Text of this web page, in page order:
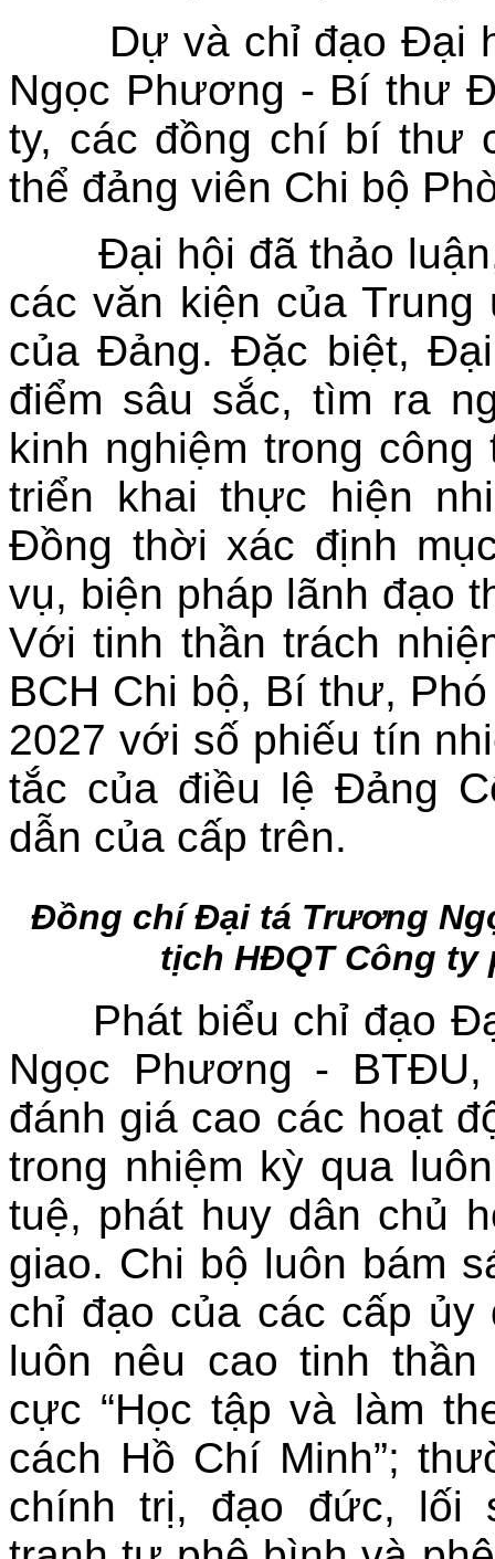
Dự và chỉ đạo Đại
Ngọc Phương - Bí thư
ty, các đồng chí bí thư
thể đảng viên Chi bộ
Đại hội đã thảo luận,
các văn kiện của
của Đảng. Đặc biệt,
điểm sâu sắc, tìm ra
kinh nghiệm trong
triển khai thực hiện
Đồng thời xác định
vụ, biện pháp lãnh đạo
Với tinh thần trách
BCH Chi bộ, Bí thư,
2027 với số phiếu tín
tắc của điều lệ Đảng
dẫn của cấp trên.
Đồng chí Đại tá Trương
tịch HĐQT Công
Phát biểu chỉ đạo
Ngọc Phương -
đánh giá cao các hoạt
trong nhiệm kỳ qua
tuệ, phát huy dân chủ
giao. Chi bộ luôn bám
chỉ đạo của các cấp ủy
luôn nêu cao tinh
cực “Học tập và làm
cách Hồ Chí Minh”;
chính trị, đạo đức, lối